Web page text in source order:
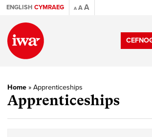
ENGLISH CYMRAEG A AA
Home » Apprenticeships
Apprenticeships